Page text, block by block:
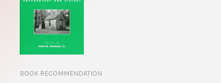
BOOK RECOMMENDATION